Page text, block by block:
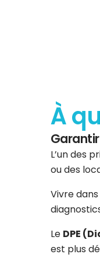
À
L’un des
ou des
Vivre
Le DPE
est plus